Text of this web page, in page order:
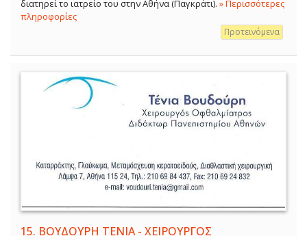
διατηρεί το ιατρείο του στην Αθήνα (Παγκράτι). » Περισσότερες
πληροφορίες
Προτεινόμενα
15. ΒΟΥΔΟΥΡΗ ΤΕΝΙΑ - ΧΕΙΡΟΥΡΓΟΣ